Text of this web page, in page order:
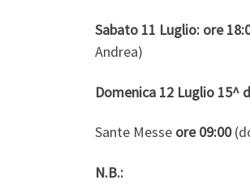
Sabato 11 Luglio: ore
Andrea)
Domenica 12 Luglio 15^
Sante Messe ore 09:00
N.B.: